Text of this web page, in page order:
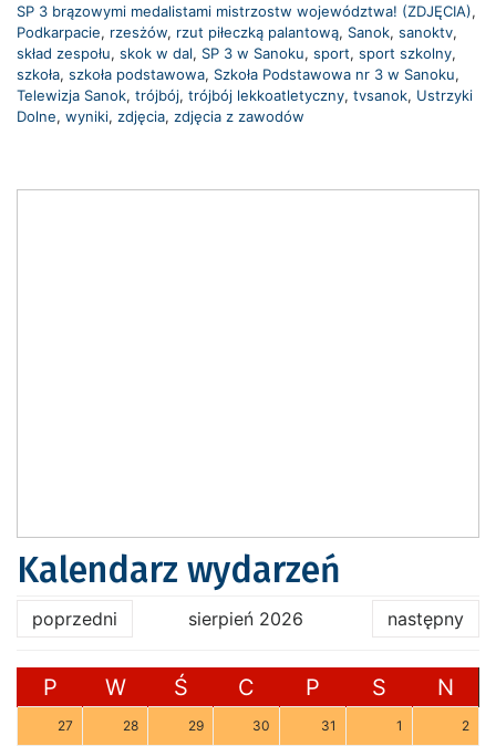
SP 3 brązowymi medalistami mistrzostw województwa! (ZDJĘCIA),
Podkarpacie, rzesżów, rzut piłeczką palantową, Sanok, sanoktv,
skład zespołu, skok w dal, SP 3 w Sanoku, sport, sport szkolny,
szkoła, szkoła podstawowa, Szkoła Podstawowa nr 3 w Sanoku,
Telewizja Sanok, trójbój, trójbój lekkoatletyczny, tvsanok, Ustrzyki
Dolne, wyniki, zdjęcia, zdjęcia z zawodów
Kalendarz wydarzeń
poprzedni sierpień 2026 następny
P W Ś C P S N
27 28 29 30 31 1 2